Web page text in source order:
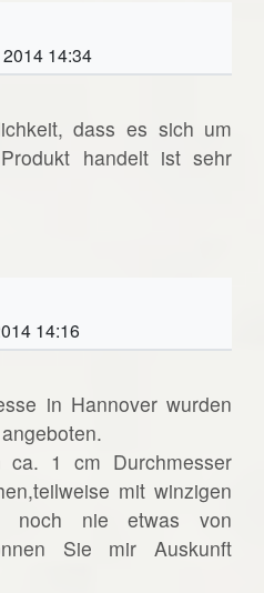
14:34
dass es sich um
handelt ist sehr
14:16
in Hannover wurden
1 cm Durchmesser
mit winzigen
noch nie etwas von
Sie mir Auskunft